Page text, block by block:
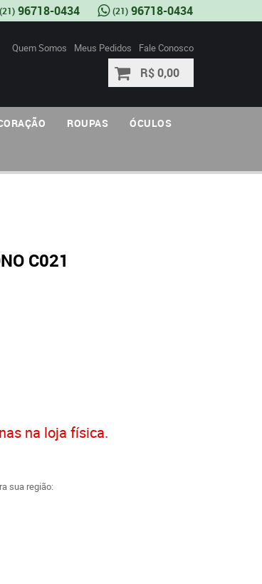
(21) 96718-0434 (21) 96718-0434
Quem Somos Meus Pedidos Fale Conosco
R$ 0,00
ROUPAS ÓCULOS
C021
na loja física.
sua região: